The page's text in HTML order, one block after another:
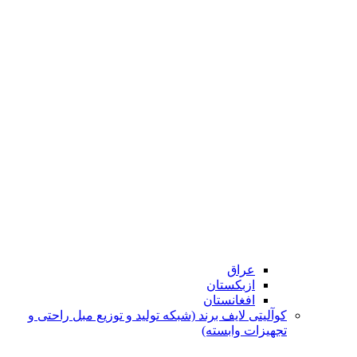
عراق
ازبکستان
افغانستان
کوآلیتی لایف برند (شبکه تولید و توزیع مبل راحتی و
تجهیزات وابسته)